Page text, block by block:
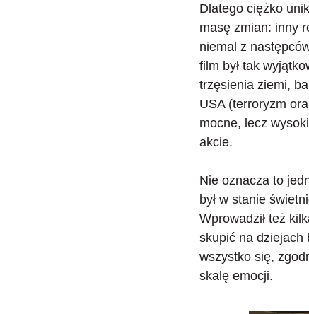
Dlatego ciężko
masę zmian: inny
niemal z
film był tak
trzęsienia ziemi,
USA (terroryzm
mocne, lecz
akcie.
Nie oznacza to
był w stanie
Wprowadził też
skupić na dziejach
wszystko się,
skalę emocji.